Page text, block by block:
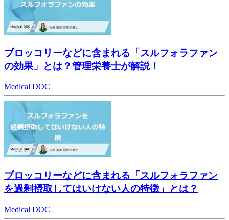
ブロッコリーなどに含まれる「スルフォラファン
の効果」とは？管理栄養士が解説！
Medical DOC
ブロッコリーなどに含まれる「スルフォラファン
を過剰摂取してはいけない人の特徴」とは？
Medical DOC